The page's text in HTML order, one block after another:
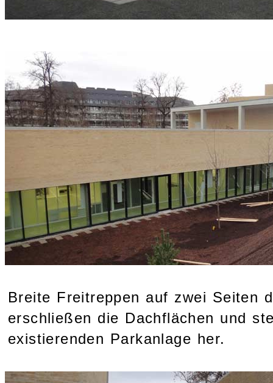
Breite Freitreppen auf zwei Seiten
erschließen die Dachflächen und
existierenden Parkanlage her.